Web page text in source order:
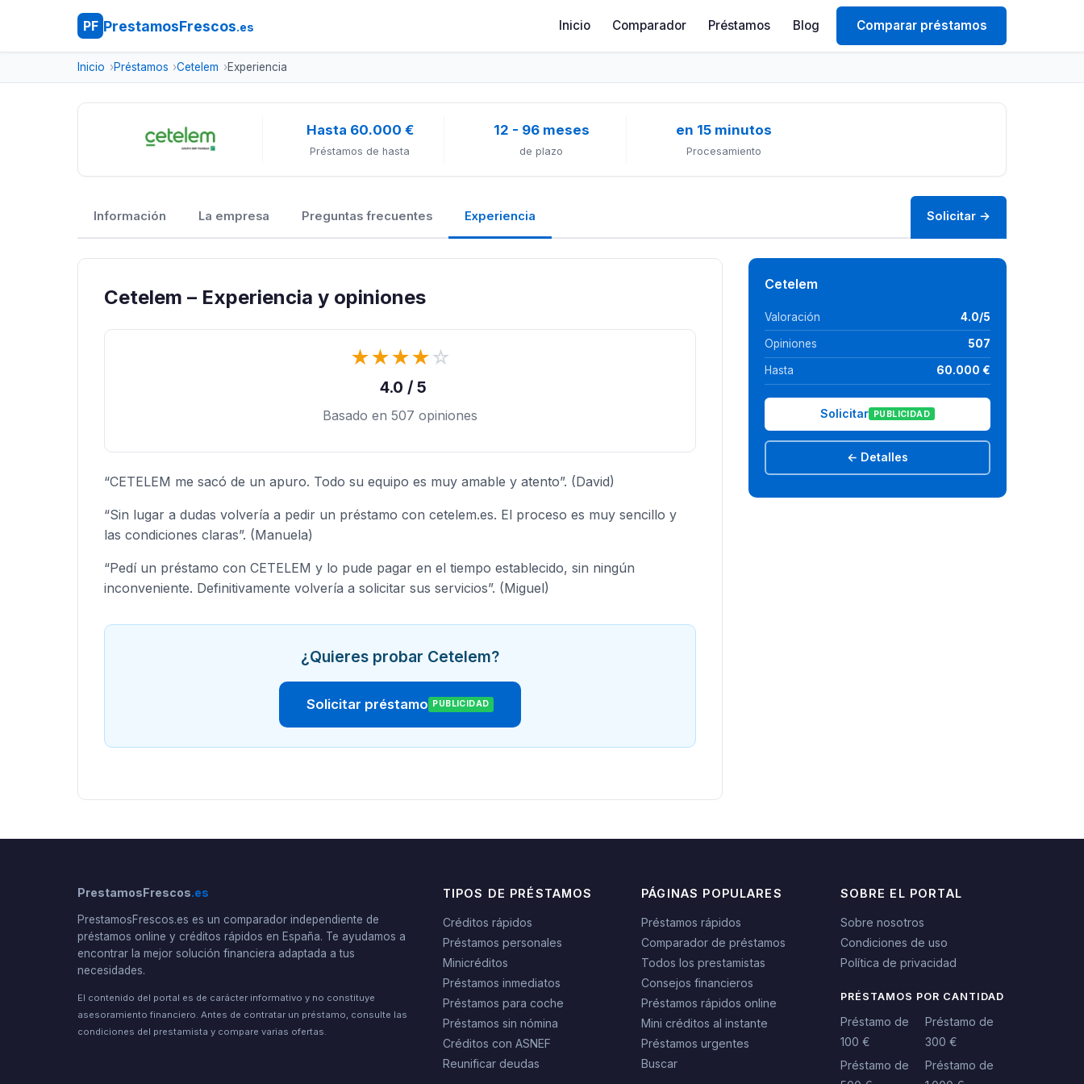
PF PrestamosFrescos.es Inicio Comparador Préstamos Blog Comparar préstamos
Inicio Préstamos Cetelem Experiencia
Hasta 60.000 €
Préstamos de hasta
12 - 96 meses
de plazo
en 15 minutos
Procesamiento
Información La empresa Preguntas frecuentes Experiencia Solicitar →
Cetelem – Experiencia y opiniones
★★★★☆
4.0 / 5
Basado en 507 opiniones
“CETELEM me sacó de un apuro. Todo su equipo es muy amable y atento”. (David)
“Sin lugar a dudas volvería a pedir un préstamo con cetelem.es. El proceso es muy sencillo y
las condiciones claras”. (Manuela)
“Pedí un préstamo con CETELEM y lo pude pagar en el tiempo establecido, sin ningún
inconveniente. Definitivamente volvería a solicitar sus servicios”. (Miguel)
¿Quieres probar Cetelem?
Solicitar préstamo PUBLICIDAD
Cetelem
Valoración 4.0/5
Opiniones 507
Hasta 60.000 €
Solicitar PUBLICIDAD
← Detalles
PrestamosFrescos.es
PrestamosFrescos.es es un comparador independiente de
préstamos online y créditos rápidos en España. Te ayudamos a
encontrar la mejor solución financiera adaptada a tus
necesidades.
El contenido del portal es de carácter informativo y no constituye
asesoramiento financiero. Antes de contratar un préstamo, consulte las
condiciones del prestamista y compare varias ofertas.
TIPOS DE PRÉSTAMOS
Créditos rápidos
Préstamos personales
Minicréditos
Préstamos inmediatos
Préstamos para coche
Préstamos sin nómina
Créditos con ASNEF
Reunificar deudas
PÁGINAS POPULARES
Préstamos rápidos
Comparador de préstamos
Todos los prestamistas
Consejos financieros
Préstamos rápidos online
Mini créditos al instante
Préstamos urgentes
Buscar
SOBRE EL PORTAL
Sobre nosotros
Condiciones de uso
Política de privacidad
PRÉSTAMOS POR CANTIDAD
Préstamo de
100 €
Préstamo de
300 €
Préstamo de
Préstamo de